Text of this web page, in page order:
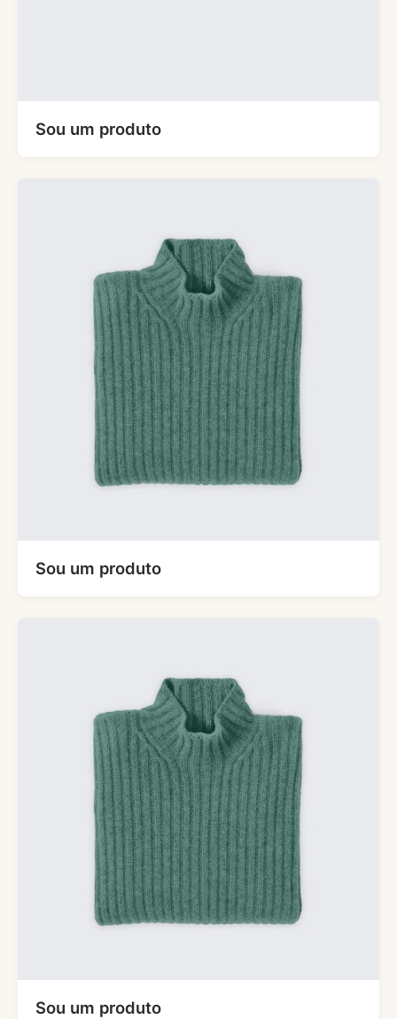
Sou um produto
Sou um produto
Sou um produto